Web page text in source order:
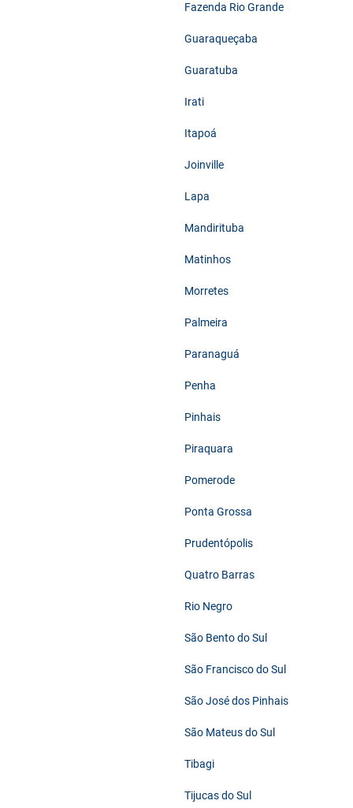
Fazenda Rio Grande
Guaraqueçaba
Guaratuba
Irati
Itapoá
Joinville
Lapa
Mandirituba
Matinhos
Morretes
Palmeira
Paranaguá
Penha
Pinhais
Piraquara
Pomerode
Ponta Grossa
Prudentópolis
Quatro Barras
Rio Negro
São Bento do Sul
São Francisco do Sul
São José dos Pinhais
São Mateus do Sul
Tibagi
Tijucas do Sul